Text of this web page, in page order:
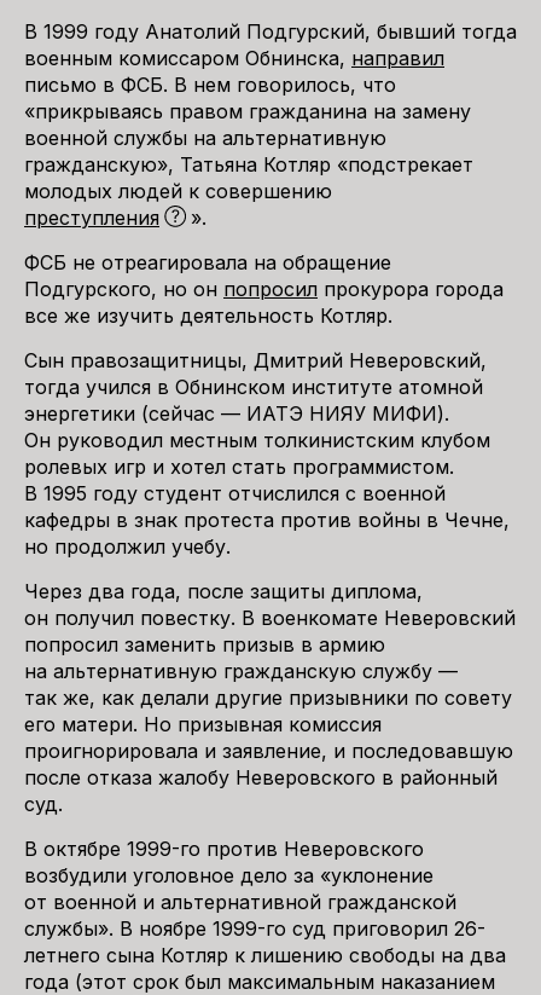
В 1999 году Анатолий Подгурский, бывший тогда
военным комиссаром Обнинска, направил
письмо в ФСБ. В нем говорилось, что
«прикрываясь правом гражданина на замену
военной службы на альтернативную
гражданскую», Татьяна Котляр «подстрекает
молодых людей к совершению
преступления
».
ФСБ не отреагировала на обращение
Подгурского, но он попросил прокурора города
все же изучить деятельность Котляр.
Сын правозащитницы, Дмитрий Неверовский,
тогда учился в Обнинском институте атомной
энергетики (сейчас — ИАТЭ НИЯУ МИФИ).
Он руководил местным толкинистским клубом
ролевых игр и хотел стать программистом.
В 1995 году студент отчислился с военной
кафедры в знак протеста против войны в Чечне,
но продолжил учебу.
Через два года, после защиты диплома,
он получил повестку. В военкомате Неверовский
попросил заменить призыв в армию
на альтернативную гражданскую службу —
так же, как делали другие призывники по совету
его матери. Но призывная комиссия
проигнорировала и заявление, и последовавшую
после отказа жалобу Неверовского в районный
суд.
В октябре 1999-го против Неверовского
возбудили уголовное дело за «уклонение
от военной и альтернативной гражданской
службы». В ноябре 1999-го суд приговорил 26-
летнего сына Котляр к лишению свободы на два
года (этот срок был максимальным наказанием